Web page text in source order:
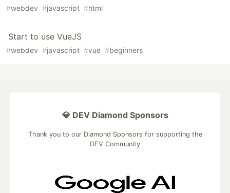
#webdev #javascript #html
Start to use VueJS
#webdev #javascript #vue #beginners
💎 DEV Diamond Sponsors
Thank you to our Diamond Sponsors for supporting the
DEV Community